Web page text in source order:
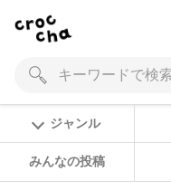
ジャンル
みんなの投稿